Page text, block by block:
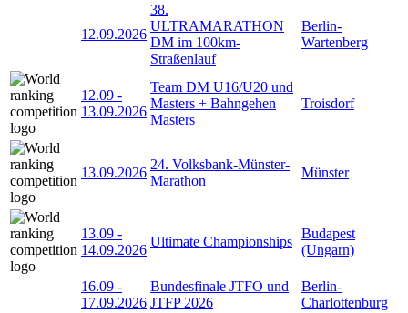
12.09.2026
38.
ULTRAMARATHON
DM im 100km-
Straßenlauf
Berlin-
Wartenberg
12.09 -
13.09.2026
Team DM U16/U20 und
Masters + Bahngehen
Masters
Troisdorf
13.09.2026
24. Volksbank-Münster-
Marathon
Münster
13.09 -
14.09.2026
Ultimate Championships
Budapest
(Ungarn)
16.09 -
17.09.2026
Bundesfinale JTFO und
JTFP 2026
Berlin-
Charlottenburg